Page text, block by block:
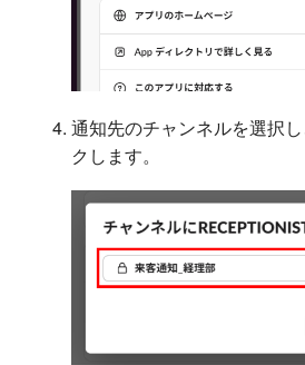
通知先のチャンネルを選択
クします。